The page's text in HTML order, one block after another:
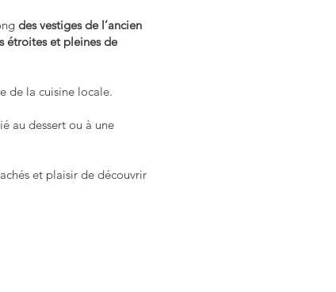
des vestiges de l’ancien
étroites et pleines de
de la cuisine locale.
au dessert ou à une
et plaisir de découvrir